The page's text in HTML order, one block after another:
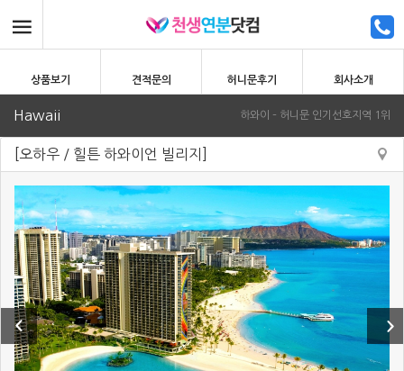
상품보기 견적문의 허니문후기 회사소개
Hawaii 하와이 – 허니문 인기선호지역 1위
[오하우 / 힐튼 하와이언 빌리지]
Previous